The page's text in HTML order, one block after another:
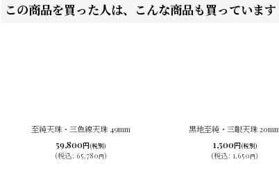
この商品を買った人は、こんな商品も買っています
至純天珠・三色線天珠 49mm
59,800円(税別)
(税込: 65,780円)
黒地至純・三眼天珠 20mm
1,500円(税別)
(税込: 1,650円)